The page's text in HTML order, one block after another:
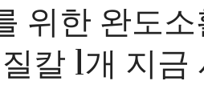
위한 완도
질칼 1개 지